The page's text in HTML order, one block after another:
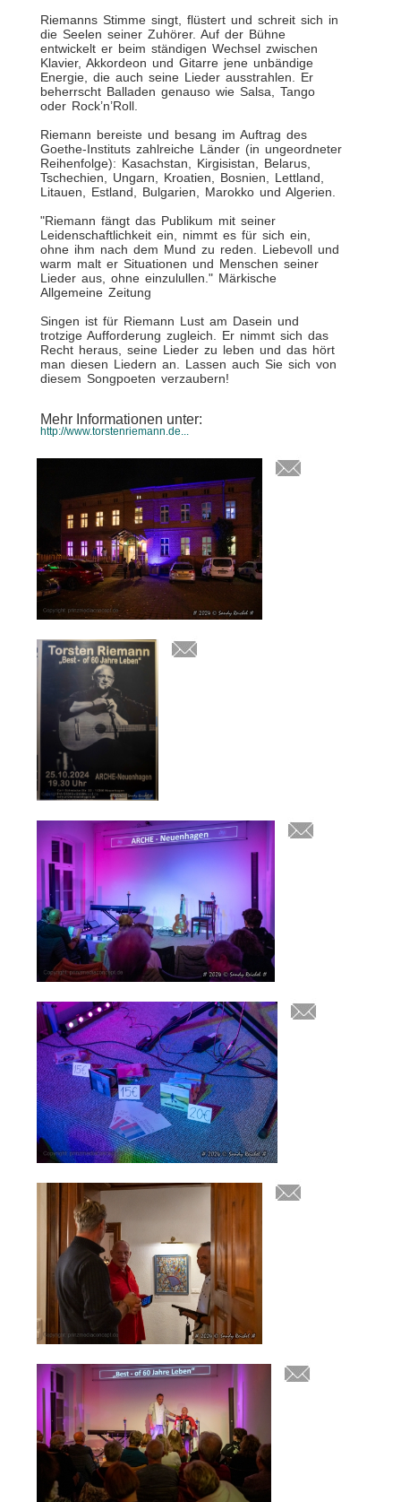
Riemanns Stimme singt, flüstert und schreit sich in
die Seelen seiner Zuhörer. Auf der Bühne
entwickelt er beim ständigen Wechsel zwischen
Klavier, Akkordeon und Gitarre jene unbändige
Energie, die auch seine Lieder ausstrahlen. Er
beherrscht Balladen genauso wie Salsa, Tango
oder Rock’n’Roll.
Riemann bereiste und besang im Auftrag des
Goethe-Instituts zahlreiche Länder (in ungeordneter
Reihenfolge): Kasachstan, Kirgisistan, Belarus,
Tschechien, Ungarn, Kroatien, Bosnien, Lettland,
Litauen, Estland, Bulgarien, Marokko und Algerien.
"Riemann fängt das Publikum mit seiner
Leidenschaftlichkeit ein, nimmt es für sich ein,
ohne ihm nach dem Mund zu reden. Liebevoll und
warm malt er Situationen und Menschen seiner
Lieder aus, ohne einzulullen." Märkische
Allgemeine Zeitung
Singen ist für Riemann Lust am Dasein und
trotzige Aufforderung zugleich. Er nimmt sich das
Recht heraus, seine Lieder zu leben und das hört
man diesen Liedern an. Lassen auch Sie sich von
diesem Songpoeten verzaubern!
Mehr Informationen unter:
http://www.torstenriemann.de...